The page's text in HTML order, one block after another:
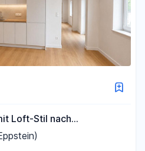
Loft-Stil nach
+ Ankleide & Balkon